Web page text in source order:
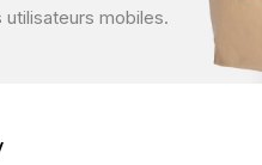
mobiles.